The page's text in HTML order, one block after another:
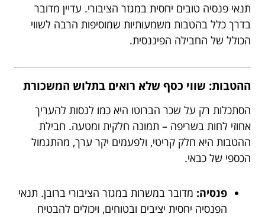
תנאי פנסיה טובים יחסית במגזר הציבורי. עדיין מדובר
בדרך כלל בהטבות משמעותיות שמוסיפות הרבה לשווי
הכולל של החבילה הפיננסית.
ההטבות: שווי כסף שלא רואים בתלוש המשכורת
הסתכלות רק על שכר הברוטו היא כמו לנסות להעריך
אחוזי לחות בשריפה – תמונה חלקית ומטעה. חבילת
ההטבות היא חלק קריטי, ולפעמים יקר ערך, מהתגמול
הכספי של כבאי.
פנסיה: מדובר במשרות במגזר הציבורי ברובן. תנאי
הפנסיה יחסית יציבים ובטוחים, ויכולים להבטיח